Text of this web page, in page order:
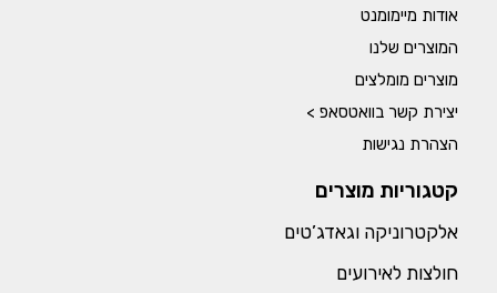
אודות מיימומנט
המוצרים שלנו
מוצרים מומלצים
יצירת קשר בוואטסאפ >
הצהרת נגישות
קטגוריות מוצרים
אלקטרוניקה וגאדג’טים
חולצות לאירועים